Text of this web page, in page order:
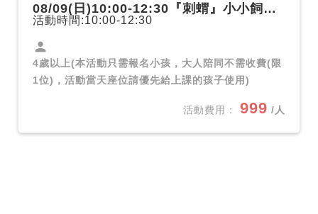
08/09(日)10:00-12:30『刺蝟』小小飼育員體驗課
活動時間:10:00-12:30
person
4歲以上(本活動只需報名小孩，大人陪同不需收費(限
1位)，活動當天座位請優先給上課的孩子使用)
活動費用： 999 /人